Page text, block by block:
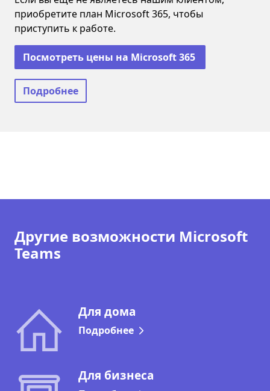
приобретите план Microsoft 365, чтобы
приступить к работе.
Посмотреть цены на Microsoft 365
Подробнее
Другие возможности Microsoft
Teams
Для дома
Подробнее
Для бизнеса